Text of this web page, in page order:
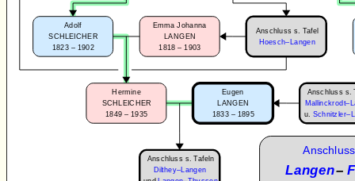
Langen–
Eugen
LANGEN
1833 – 1895
Hermine
SCHLEICHER
1849 – 1935
Adolf
SCHLEICHER
1823 – 1902
Emma Johanna
LANGEN
1818 – 1903
Anschluss s. Tafel
Hoesch–Langen
Anschluss s. Tafeln
Dilthey–Langen
Anschluss s.
u.